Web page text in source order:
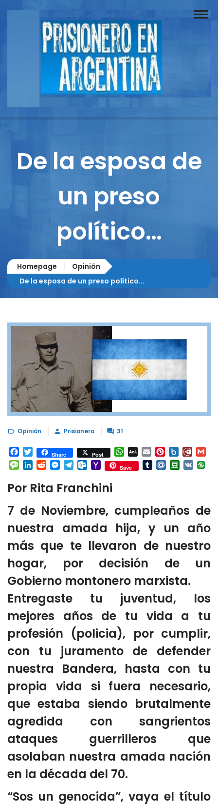
Buscador
Documentos
Reportajes
De la esposa de
un preso
político…
Homepage
Opinión
De la esposa de un preso político...
 Opinión  Prisionero  31
Facebook
TwitterShare Post WhatsApp
AOL
Mail
Email Pinterest
Box.net
Message
LinkedIn
RedditMessenger
Telegram
Outlook.com
Yahoo
Mail
Save TumblrMail.RuDouban
VK
Por Rita Franchini
7 de Noviembre, cumpleaños de
nuestra amada hija, y un año
más que te llevaron de nuestro
hogar, por decisión de un
Gobierno montonero marxista.
Entregaste tu juventud, los
mejores años de tu vida a tu
profesión (policia), por cumplir,
con tu juramento de defender
nuestra Bandera, hasta con tu
propia vida si fuera necesario,
que estaba siendo brutalmente
agredida con sangrientos
ataques guerrilleros que
asolaban nuestra amada nación
en la década del 70.
“Sos un genocida”, vaya el título